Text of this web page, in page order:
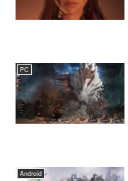
PC
Android